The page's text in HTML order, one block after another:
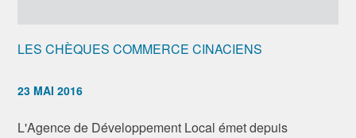
LES CHÈQUES COMMERCE CINACIENS
23 MAI 2016
L'Agence de Développement Local émet depuis